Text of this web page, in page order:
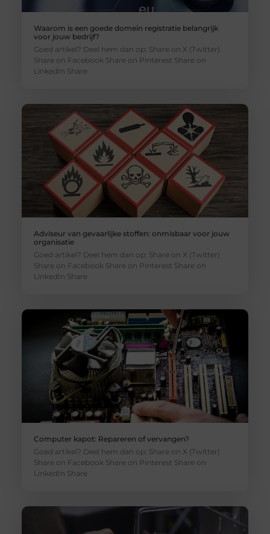
Waarom is een goede domein registratie belangrijk
voor jouw bedrijf?
Goed artikel? Deel hem dan op: Share on X (Twitter)
Share on Facebook Share on Pinterest Share on
LinkedIn Share
Adviseur van gevaarlijke stoffen: onmisbaar voor jouw
organisatie
Goed artikel? Deel hem dan op: Share on X (Twitter)
Share on Facebook Share on Pinterest Share on
LinkedIn Share
Computer kapot: Repareren of vervangen?
Goed artikel? Deel hem dan op: Share on X (Twitter)
Share on Facebook Share on Pinterest Share on
LinkedIn Share